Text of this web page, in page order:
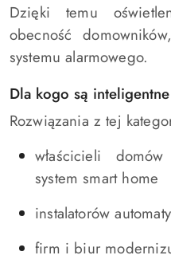
Dzięki temu
obecność
systemu alarmowego.
Dla kogo są
Rozwiązania z tej
właścicieli
system smart home
instalatorów
firm i biur